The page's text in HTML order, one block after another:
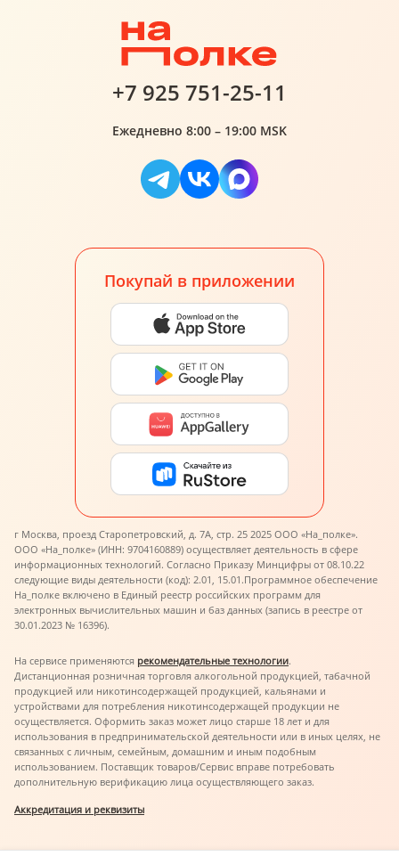
+7 925 751-25-11
Ежедневно 8:00 – 19:00 MSK
Покупай в приложении
г Москва, проезд Старопетровский, д. 7А, стр. 25 2025 ООО «На_полке».
ООО «На_полке» (ИНН: 9704160889) осуществляет деятельность в сфере
информационных технологий. Согласно Приказу Минцифры от 08.10.22
следующие виды деятельности (код): 2.01, 15.01.Программное обеспечение
На_полке включено в Единый реестр российских программ для
электронных вычислительных машин и баз данных (запись в реестре от
30.01.2023 № 16396).
На сервисе применяются рекомендательные технологии.
Дистанционная розничная торговля алкогольной продукцией, табачной
продукцией или никотинсодержащей продукцией, кальянами и
устройствами для потребления никотинсодержащей продукции не
осуществляется. Оформить заказ может лицо старше 18 лет и для
использования в предпринимательской деятельности или в иных целях, не
связанных с личным, семейным, домашним и иным подобным
использованием. Поставщик товаров/Сервис вправе потребовать
дополнительную верификацию лица осуществляющего заказ.
Аккредитация и реквизиты